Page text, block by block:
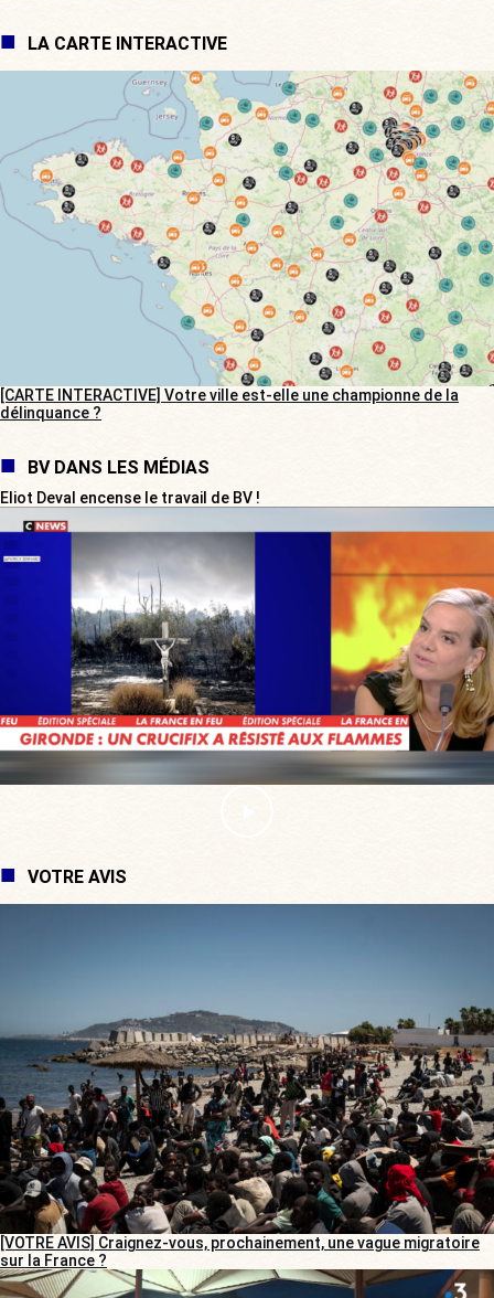
LA CARTE INTERACTIVE
[CARTE INTERACTIVE] Votre ville est-elle une championne de la
délinquance ?
BV DANS LES MÉDIAS
Eliot Deval encense le travail de BV !
VOTRE AVIS
[VOTRE AVIS] Craignez-vous, prochainement, une vague migratoire
sur la France ?